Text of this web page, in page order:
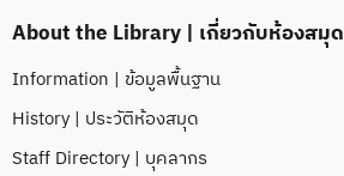
About the Library | เกี่ยวกับห้องสมุด
Information | ข้อมูลพื้นฐาน
History | ประวัติห้องสมุด
Staff Directory | บุคลากร